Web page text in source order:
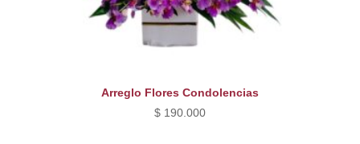
Arreglo Flores Condolencias
$190.000